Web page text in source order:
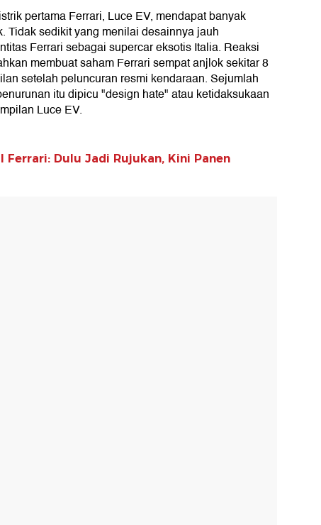
pertama Ferrari, Luce EV, mendapat banyak
Tidak sedikit yang menilai desainnya jauh
Ferrari sebagai supercar eksotis Italia. Reaksi
membuat saham Ferrari sempat anjlok sekitar 8
setelah peluncuran resmi kendaraan. Sejumlah
itu dipicu "design hate" atau ketidaksukaan
Luce EV.
Ferrari: Dulu Jadi Rujukan, Kini Panen